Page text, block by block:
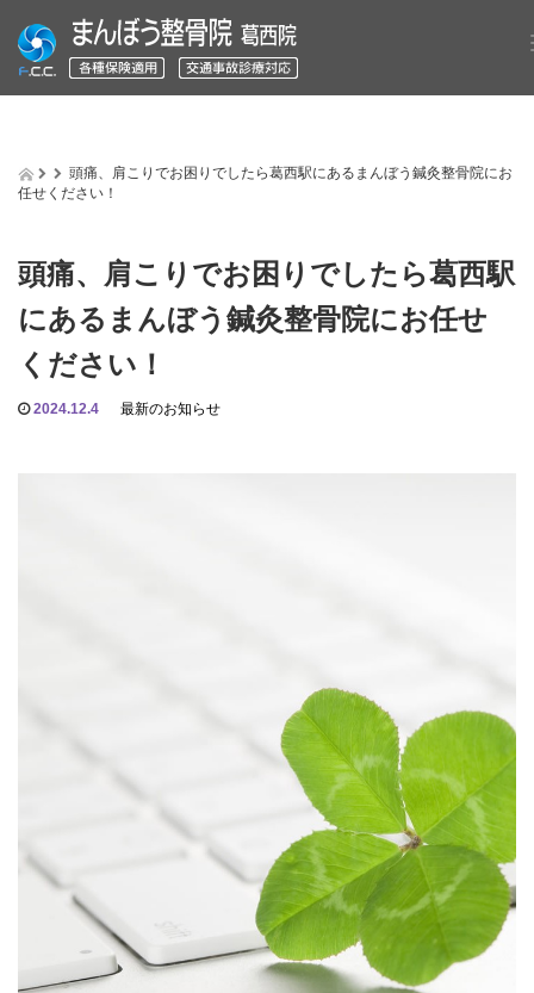
頭痛、肩こりでお困りでしたら葛西駅にあるまんぼう鍼灸整骨院にお
任せください！
頭痛、肩こりでお困りでしたら葛西駅
にあるまんぼう鍼灸整骨院にお任せ
ください！
2024.12.4 最新のお知らせ